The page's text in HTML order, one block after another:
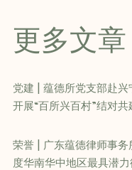
更多文章
党建 | 蕴德所党支部赴
开展“百所兴百村”结对共
荣誉 | 广东蕴德律师事务
度华南华中地区最具潜